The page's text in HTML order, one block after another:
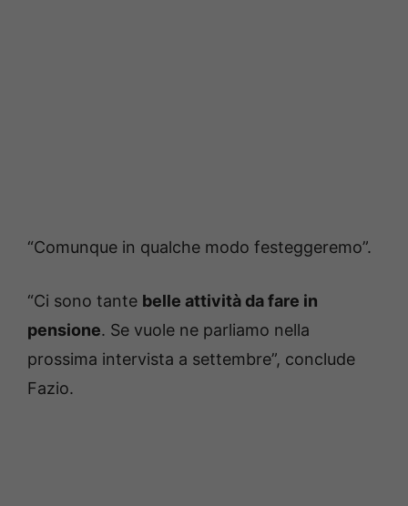
“Comunque in qualche modo festeggeremo”.
“Ci sono tante belle attività da fare in
pensione. Se vuole ne parliamo nella
prossima intervista a settembre”, conclude
Fazio.